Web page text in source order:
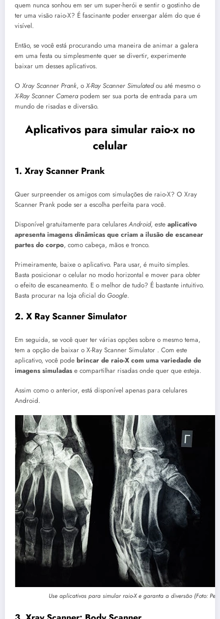
quem nunca sonhou em ser um super-herói e sentir o gostinho de
ter uma visão raio-X? É fascinante poder enxergar além do que é
visível.
Então, se você está procurando uma maneira de animar a galera
em uma festa ou simplesmente quer se divertir, experimente
baixar um desses aplicativos.
O Xray Scanner Prank, o X-Ray Scanner Simulatedou até mesmo o
X-Ray Scanner Camerapodem ser sua porta de entrada para um
mundo de risadas e diversão.
Aplicativos para simular raio-x no
celular
1. Xray Scanner Prank
Quer surpreender os amigos com simulações de raio-X? O Xray
Scanner Prank pode ser a escolha perfeita para você.
Disponível gratuitamente para celulares Android, este aplicativo
apresenta imagens dinâmicas que criam a ilusão de escanear
partes do corpo, como cabeça, mãos e tronco.
Primeiramente, baixe o aplicativo. Para usar, é muito simples.
Basta posicionar o celular no modo horizontal e mover para obter
o efeito de escaneamento. E o melhor de tudo? É bastante intuitivo.
Basta procurar na loja oficial do Google.
2. X Ray Scanner Simulator
Em seguida, se você quer ter várias opções sobre o mesmo tema,
tem a opção de baixar o X-Ray Scanner Simulator . Com este
aplicativo, você pode brincar de raio-X com uma variedade de
imagens simuladas e compartilhar risadas onde quer que esteja.
Assim como o anterior, está disponível apenas para celulares
Android.
Use aplicativos para simular raio-X e garanta a diversão (Foto: